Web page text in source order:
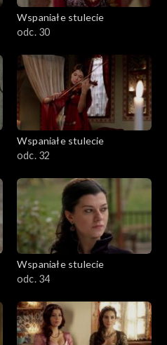
Wspaniałe stulecie
odc. 30
Wspaniałe stulecie
odc. 32
Wspaniałe stulecie
odc. 34